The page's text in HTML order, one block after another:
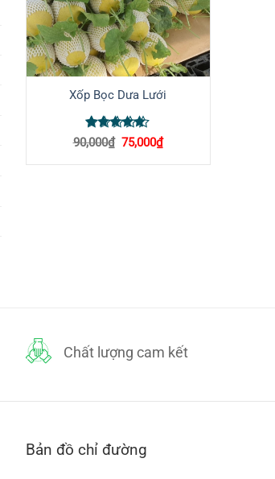
Xốp Bọc Dưa Lưới
Được xếp
hạng
5
sao
90,000₫ Giá
là:
75,000₫Giá
tại
Chất lượng cam kết
Bản đồ chỉ đường